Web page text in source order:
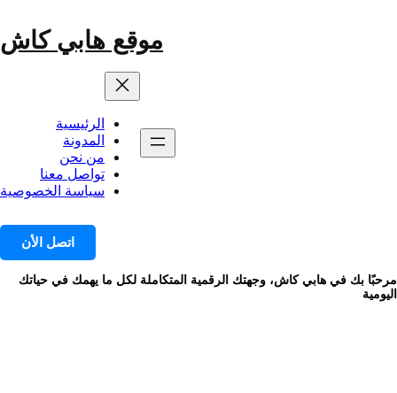
موقع هابي كاش
الرئيسية
المدونة
من نحن
تواصل معنا
سياسة الخصوصية
اتصل الأن
مرحبًا بك في هابي كاش، وجهتك الرقمية المتكاملة لكل ما يهمك في حياتك
اليومية